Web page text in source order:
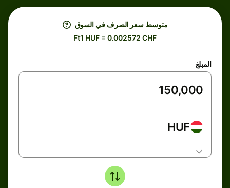
متوسط ​​سعر الصرف في السوق
Ft1 HUF = 0.002572 CHF
المبلغ
HUF